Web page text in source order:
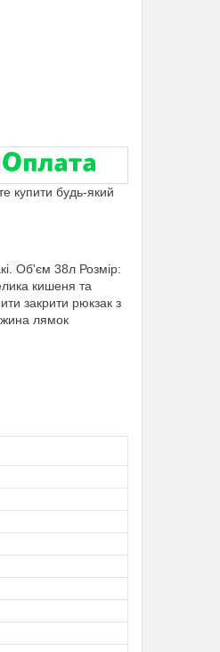
купити будь-який
Об'єм 38л Розмір:
кишеня та
закрити рюкзак з
лямок